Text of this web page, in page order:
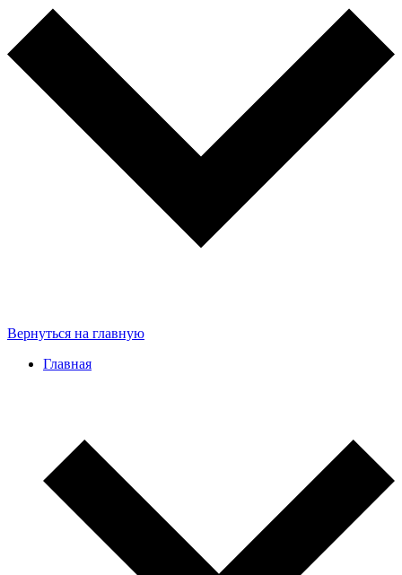
Вернуться на главную
Главная